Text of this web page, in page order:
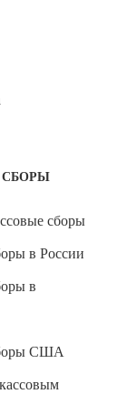
СБОРЫ
сборы
в России
в
США